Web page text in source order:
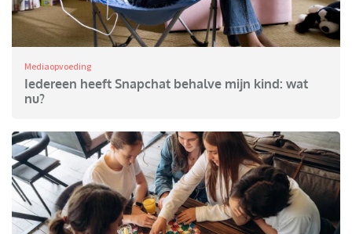
Mediaopvoeding
Iedereen heeft Snapchat behalve mijn kind: wat
nu?